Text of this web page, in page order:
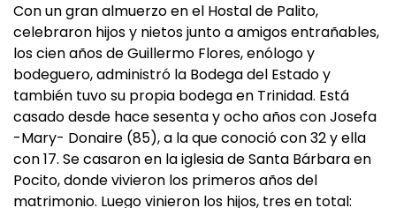
Con un gran almuerzo en el Hostal de Palito,
celebraron hijos y nietos junto a amigos entrañables,
los cien años de Guillermo Flores, enólogo y
bodeguero, administró la Bodega del Estado y
también tuvo su propia bodega en Trinidad. Está
casado desde hace sesenta y ocho años con Josefa
-Mary- Donaire (85), a la que conoció con 32 y ella
con 17. Se casaron en la iglesia de Santa Bárbara en
Pocito, donde vivieron los primeros años del
matrimonio. Luego vinieron los hijos, tres en total: